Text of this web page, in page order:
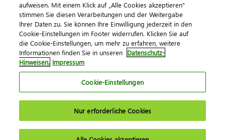
Kontaktieren Sie uns
© 2026 DATEV eG
ImpressumDatenschutzAGBKontakt
Cookie-Einstellungen
aufweisen. Mit einem Klick auf „Alle Cookies akzeptieren"
stimmen Sie diesen Verarbeitungen und der Weitergabe
Ihrer Daten zu. Sie können Ihre Einwilligung jederzeit in den
Cookie-Einstellungen im Footer widerrufen. Klicken Sie auf
die Cookie-Einstellungen, um mehr zu erfahren, weitere
Informationen finden Sie in unseren Datenschutz-
Hinweisen. Impressum
Cookie-Einstellungen
Nur erforderliche Cookies